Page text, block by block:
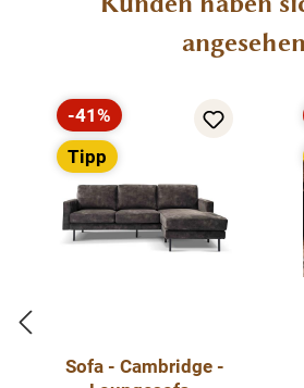
angesehen
Rabatt
-41%
Tipp
Sofa - Cambridge -